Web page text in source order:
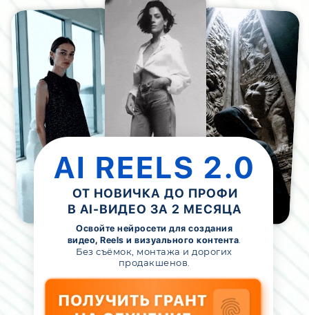
ОТ НОВИЧКА ДО ПРОФИ
В AI-ВИДЕО ЗА 2 МЕСЯЦА
AI REELS 2.0
Освойте нейросети для создания
видео, Reels и визуального контента
Без съёмок, монтажа и дорогих
продакшенов.